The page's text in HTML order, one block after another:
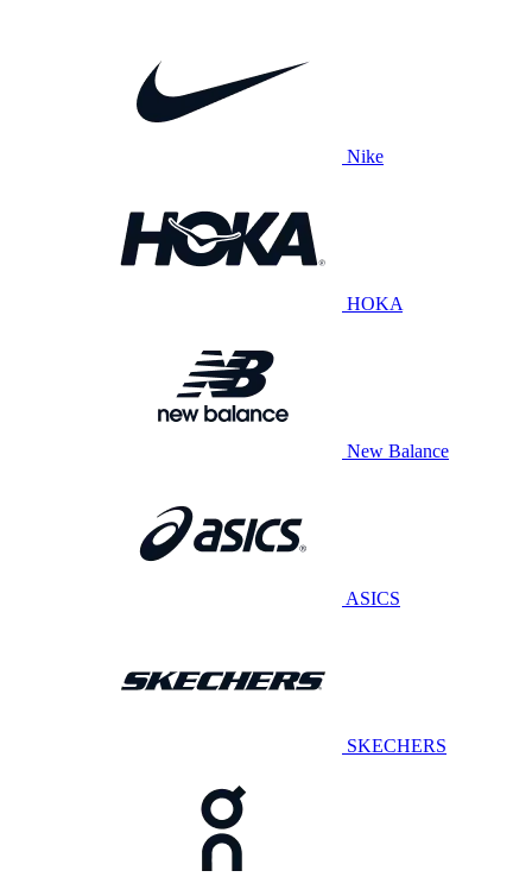
Nike
HOKA
New Balance
ASICS
SKECHERS